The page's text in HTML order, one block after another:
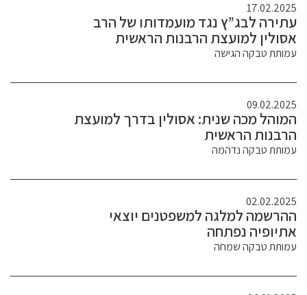
17.02.2025
עתירה לבג”ץ נגד מועמדותו של הרב
אסולין למועצת הרבנות הראשית
עמותת טבקה הגישה
09.02.2025
המוהל מכה שנית: אסולין בדרך למועצת
הרבנות הראשית
עמותת טבקה נדהמה
02.02.2025
ההרשמה למלגה למשפטנים יוצאי
אתיופיה נפתחה
עמותת טבקה שמחה